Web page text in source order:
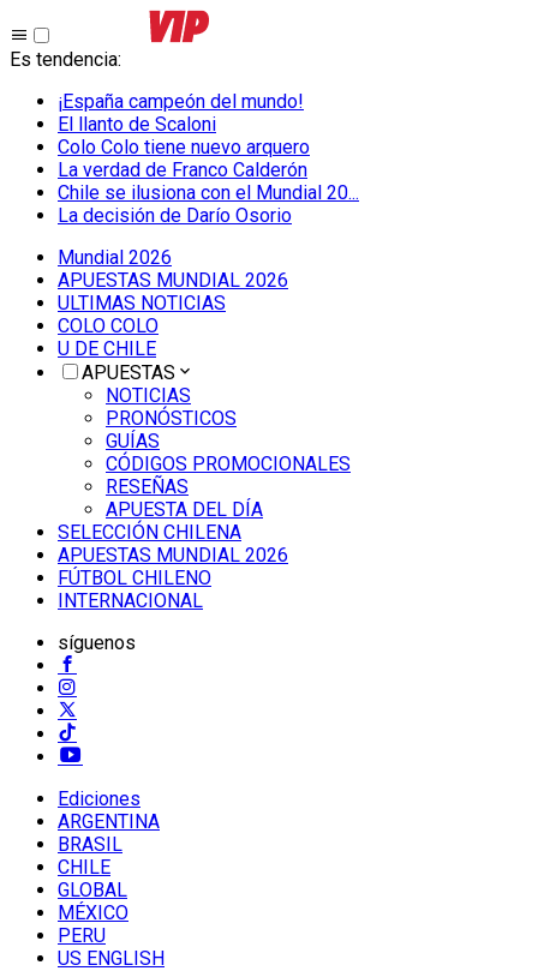
Es tendencia:
¡España campeón del mundo!
El llanto de Scaloni
Colo Colo tiene nuevo arquero
La verdad de Franco Calderón
Chile se ilusiona con el Mundial 20...
La decisión de Darío Osorio
Mundial 2026
APUESTAS MUNDIAL 2026
ULTIMAS NOTICIAS
COLO COLO
U DE CHILE
APUESTAS
NOTICIAS
PRONÓSTICOS
GUÍAS
CÓDIGOS PROMOCIONALES
RESEÑAS
APUESTA DEL DÍA
SELECCIÓN CHILENA
APUESTAS MUNDIAL 2026
FÚTBOL CHILENO
INTERNACIONAL
síguenos
Ediciones
ARGENTINA
BRASIL
CHILE
GLOBAL
MÉXICO
PERU
US ENGLISH